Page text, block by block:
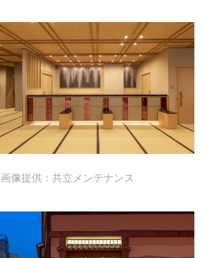
画像提供：共立メンテナンス